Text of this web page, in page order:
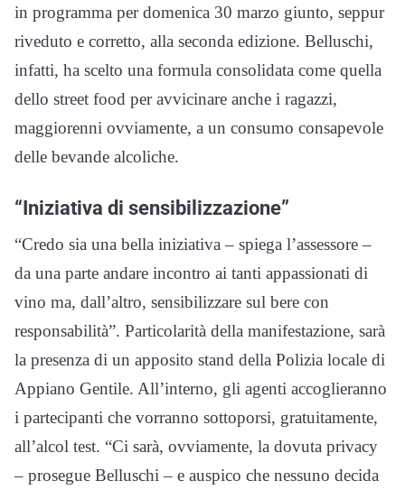
in programma per domenica 30 marzo giunto, seppur
riveduto e corretto, alla seconda edizione. Belluschi,
infatti, ha scelto una formula consolidata come quella
dello street food per avvicinare anche i ragazzi,
maggiorenni ovviamente, a un consumo consapevole
delle bevande alcoliche.
“Iniziativa di sensibilizzazione”
“Credo sia una bella iniziativa – spiega l’assessore –
da una parte andare incontro ai tanti appassionati di
vino ma, dall’altro, sensibilizzare sul bere con
responsabilità”. Particolarità della manifestazione, sarà
la presenza di un apposito stand della Polizia locale di
Appiano Gentile. All’interno, gli agenti accoglieranno
i partecipanti che vorranno sottoporsi, gratuitamente,
all’alcol test. “Ci sarà, ovviamente, la dovuta privacy
– prosegue Belluschi – e auspico che nessuno decida